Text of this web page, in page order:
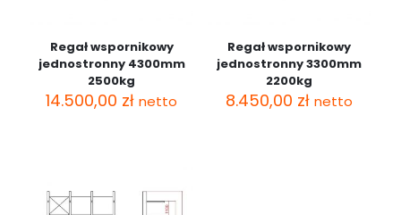
Regał wspornikowy
jednostronny 4300mm
2500kg
14.500,00 zł netto
Regał wspornikowy
jednostronny 3300mm
2200kg
8.450,00 zł netto